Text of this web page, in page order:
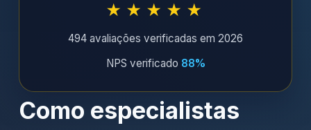
★★★★★
494 avaliações verificadas em 2026
NPS verificado 88%
Como especialistas